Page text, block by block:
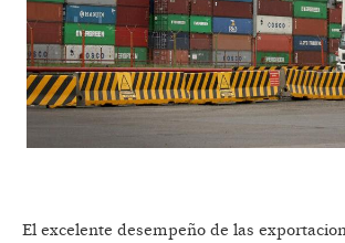
El excelente desempeño de las